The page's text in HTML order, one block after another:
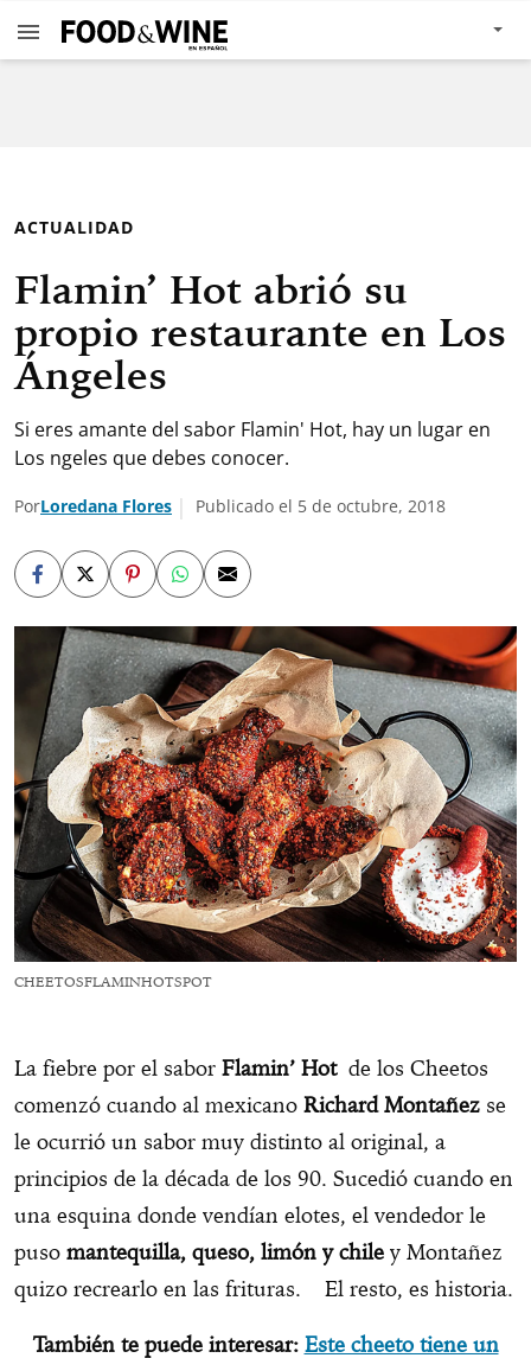
ACTUALIDAD
Flamin’ Hot abrió su
propio restaurante en Los
Ángeles
Si eres amante del sabor Flamin' Hot, hay un lugar en
Los ngeles que debes conocer.
PorLoredana Flores Publicado el 5 de octubre, 2018
CHEETOSFLAMINHOTSPOT
La fiebre por el sabor Flamin’ Hotde los Cheetos
comenzó cuando al mexicano Richard Montañez se
le ocurrió un sabor muy distinto al original, a
principios de la década de los 90. Sucedió cuando en
una esquina donde vendían elotes, el vendedor le
puso mantequilla, queso, limón y chile y Montañez
quizo recrearlo en las frituras.
El resto, es historia.
También te puede interesar: Este cheeto tiene un